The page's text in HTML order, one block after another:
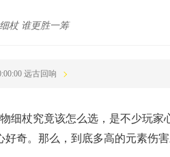
杖 谁更胜一筹
远古回响
细杖究竟该怎么选，是不少玩
奇。那么，到底多高的元素伤